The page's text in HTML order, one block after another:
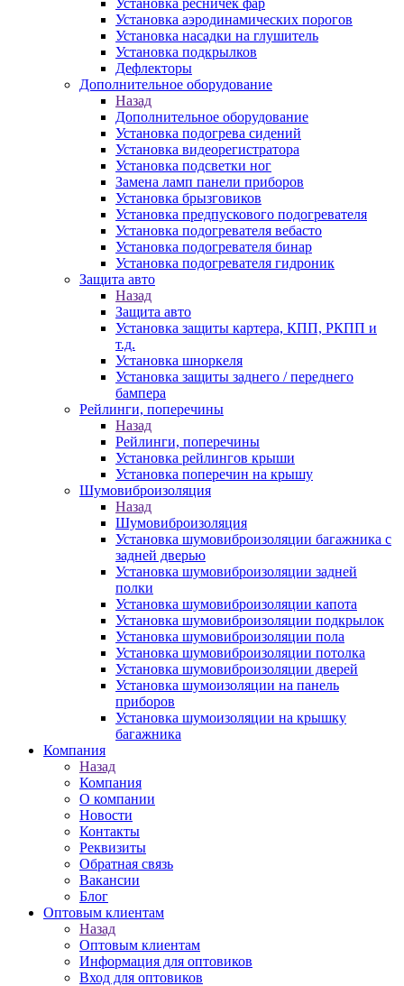
Установка ресничек фар
Установка аэродинамических порогов
Установка насадки на глушитель
Установка подкрылков
Дефлекторы
Дополнительное оборудование
Назад
Дополнительное оборудование
Установка подогрева сидений
Установка видеорегистратора
Установка подсветки ног
Замена ламп панели приборов
Установка брызговиков
Установка предпускового подогревателя
Установка подогревателя вебасто
Установка подогревателя бинар
Установка подогревателя гидроник
Защита авто
Назад
Защита авто
Установка защиты картера, КПП, РКПП и
т.д.
Установка шноркеля
Установка защиты заднего / переднего
бампера
Рейлинги, поперечины
Назад
Рейлинги, поперечины
Установка рейлингов крыши
Установка поперечин на крышу
Шумовиброизоляция
Назад
Шумовиброизоляция
Установка шумовиброизоляции багажника с
задней дверью
Установка шумовиброизоляции задней
полки
Установка шумовиброизоляции капота
Установка шумовиброизоляции подкрылок
Установка шумовиброизоляции пола
Установка шумовиброизоляции потолка
Установка шумовиброизоляции дверей
Установка шумоизоляции на панель
приборов
Установка шумоизоляции на крышку
багажника
Компания
Назад
Компания
О компании
Новости
Контакты
Реквизиты
Обратная связь
Вакансии
Блог
Оптовым клиентам
Назад
Оптовым клиентам
Информация для оптовиков
Вход для оптовиков